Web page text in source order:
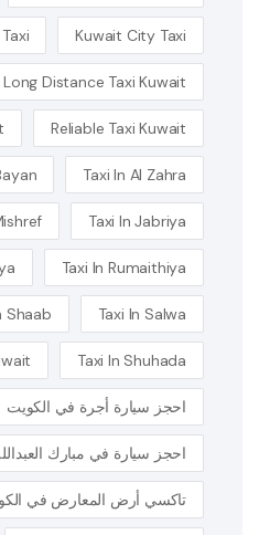
Kuwait City Taxi
Long Distance Taxi Kuwait
Reliable Taxi Kuwait
Taxi In Al Zahra
Taxi In Jabriya
Taxi In Rumaithiya
Taxi In Salwa
Shaab
Taxi In Shuhada
احجز سيارة أجرة في الكويت
احجز سيارة في مبارك
تاكسي أرض المعارض في